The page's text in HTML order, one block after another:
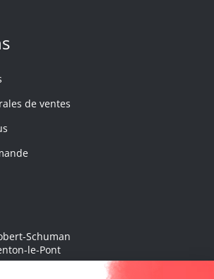
de ventes
Schuman
le-Pont